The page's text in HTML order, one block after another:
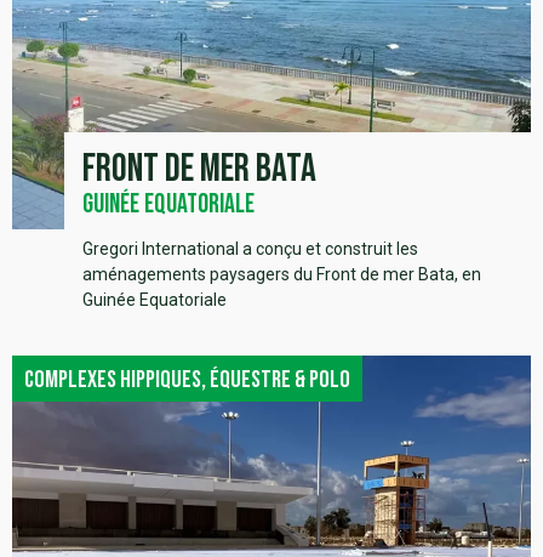
Front de mer Bata
Guinée Equatoriale
Gregori International a conçu et construit les
aménagements paysagers du Front de mer Bata, en
Guinée Equatoriale
Complexes hippiques, équestre & polo